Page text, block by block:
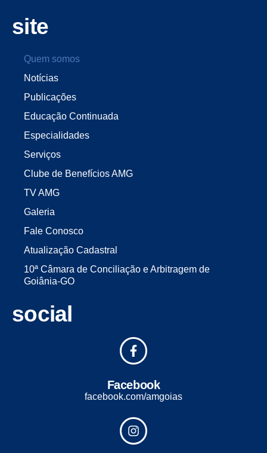
site
Quem somos
Notícias
Publicações
Educação Continuada
Especialidades
Serviços
Clube de Benefícios AMG
TV AMG
Galeria
Fale Conosco
Atualização Cadastral
10ª Câmara de Conciliação e Arbitragem de
Goiânia-GO
social
Facebook
facebook.com/amgoias